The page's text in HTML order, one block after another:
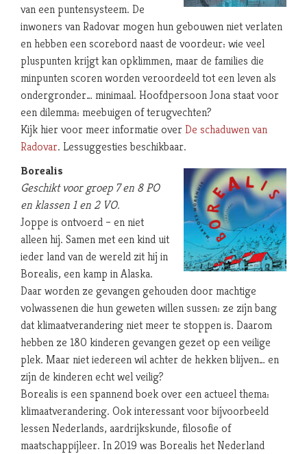
van een puntensysteem. De
inwoners van Radovar mogen hun gebouwen niet verlaten
en hebben een scorebord naast de voordeur: wie veel
pluspunten krijgt kan opklimmen, maar de families die
minpunten scoren worden veroordeeld tot een leven als
ondergronder… minimaal. Hoofdpersoon Jona staat voor
een dilemma: meebuigen of terugvechten?
Kijk hier voor meer informatie overDe schaduwen van
Radovar. Lessuggesties beschikbaar.
Borealis
Geschikt voor groep 7 en 8 PO
en klassen 1 en 2 VO.
Joppe is ontvoerd – en niet
alleen hij. Samen met een kind uit
ieder land van de wereld zit hij in
Borealis, een kamp in Alaska.
Daar worden ze gevangen gehouden door machtige
volwassenen die hun geweten willen sussen: ze zijn bang
dat klimaatverandering niet meer te stoppen is. Daarom
hebben ze 180 kinderen gevangen gezet op een veilige
plek. Maar niet iedereen wil achter de hekken blijven… en
zijn de kinderen echt wel veilig?
Borealis is een spannend boek over een actueel thema:
klimaatverandering. Ook interessant voor bijvoorbeeld
lessen Nederlands, aardrijkskunde, filosofie of
maatschappijleer. In 2019 was Borealis het Nederland